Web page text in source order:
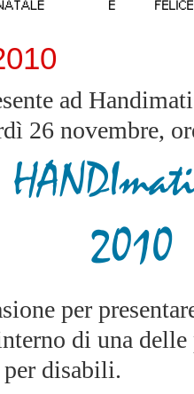
ad
26 novembre,
per
di una
disabili.